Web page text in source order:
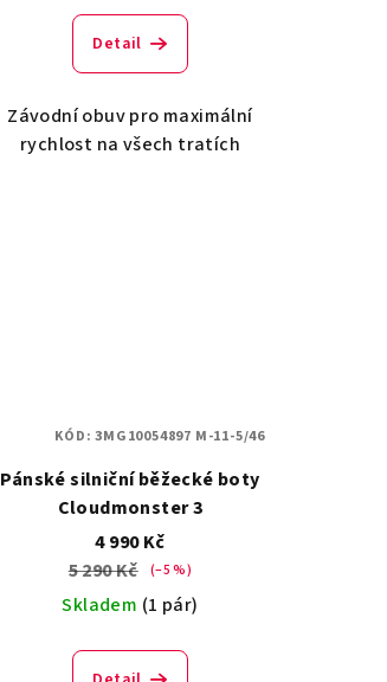
Detail
Závodní obuv pro maximální
rychlost na všech tratích
Pánské silniční běžecké boty
Cloudmonster 3
4 990 Kč
5 290 Kč (–5 %)
Skladem (1 pár)
KÓD:3MG10054897 M-11-5/46